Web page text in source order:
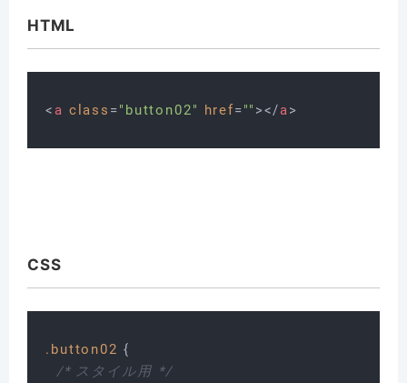
HTML
<a class ="button02" href="" ></a>
CSS
.button02 {
/* スタイル用 */